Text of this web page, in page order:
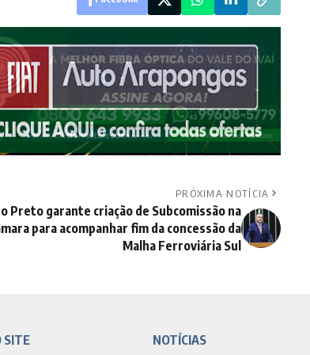
PRÓXIMA NOTÍCIA
Preto garante criação de Subcomissão na
para acompanhar fim da concessão da
Malha Ferroviária Sul
SITE NOTÍCIAS